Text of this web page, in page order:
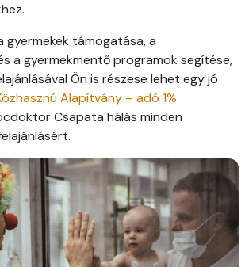
gyermekek támogatása, a
a gyermekmentő programok segítése,
Ön is részese lehet egy jó
Alapítvány – adó 1%
Csapata hálás minden